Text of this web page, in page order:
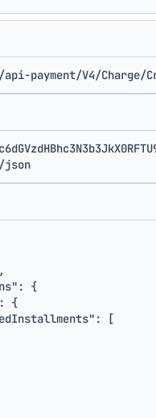
payment/V4/Charge/
json
,
:
{
:
{
:
[